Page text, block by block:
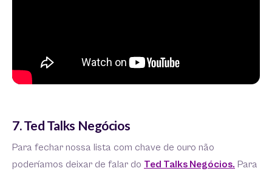
7. Ted Talks Negócios
Para fechar nossa lista com chave de ouro não
poderíamos deixar de falar do Ted Talks Negócios. Para